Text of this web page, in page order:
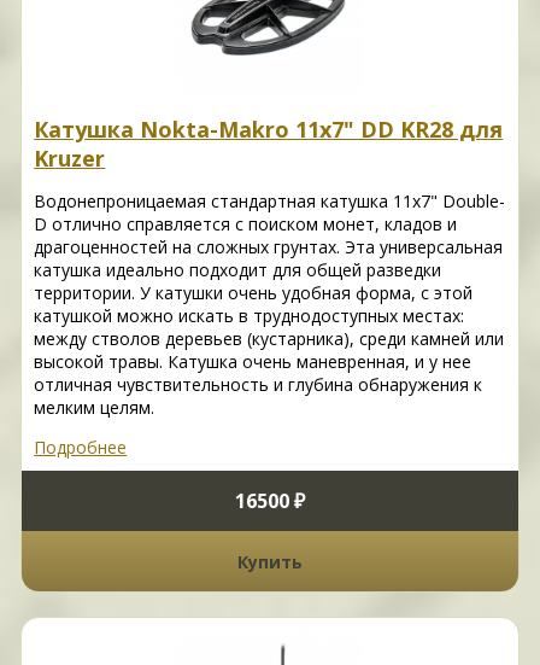
Катушка Nokta-Makro 11х7" DD KR28 для
Kruzer
Водонепроницаемая стандартная катушка 11х7" Double-
D отлично справляется с поиском монет, кладов и
драгоценностей на сложных грунтах. Эта универсальная
катушка идеально подходит для общей разведки
территории. У катушки очень удобная форма, с этой
катушкой можно искать в труднодоступных местах:
между стволов деревьев (кустарника), среди камней или
высокой травы. Катушка очень маневренная, и у нее
отличная чувствительность и глубина обнаружения к
мелким целям.
Подробнее
16500 ₽
Купить